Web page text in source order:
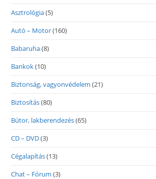
Asztrológia(5)
Autó – Motor(160)
Babaruha(8)
Bankok(10)
Biztonság, vagyonvédelem (21)
Biztosítás(80)
Bútor, lakberendezés(65)
CD – DVD(3)
Cégalapítás(13)
Chat – Fórum (3)